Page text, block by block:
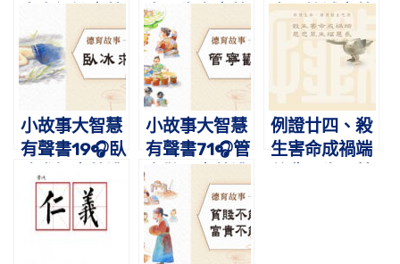
禮旭老師講故
事
夫子失言｜蔡
禮旭老師講故
事
光父教誠｜蔡
禮旭老師講故
小故事大智慧
有聲書19🎧臥
冰求鯉｜蔡禮
旭老師講故事
小故事大智慧
有聲書71🎧管
旭老師講故事
例證廿四、殺
生害命成禍端